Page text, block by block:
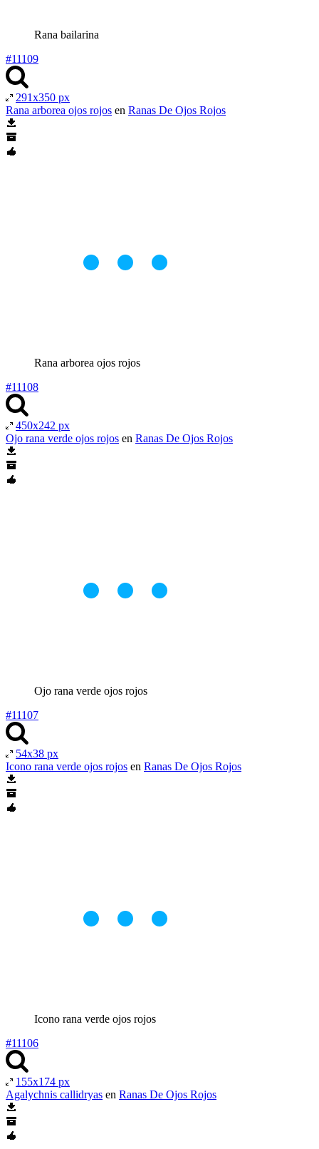
Rana bailarina
#11109
291x350 px
Rana arborea ojos rojos en Ranas De Ojos Rojos
Rana arborea ojos rojos
#11108
450x242 px
Ojo rana verde ojos rojos en Ranas De Ojos Rojos
Ojo rana verde ojos rojos
#11107
54x38 px
Icono rana verde ojos rojos en Ranas De Ojos Rojos
Icono rana verde ojos rojos
#11106
155x174 px
Agalychnis callidryas en Ranas De Ojos Rojos